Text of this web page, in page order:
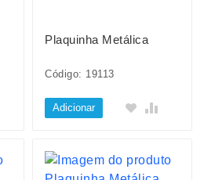
Plaquinha Metálica
Código: 19113
Adicionar